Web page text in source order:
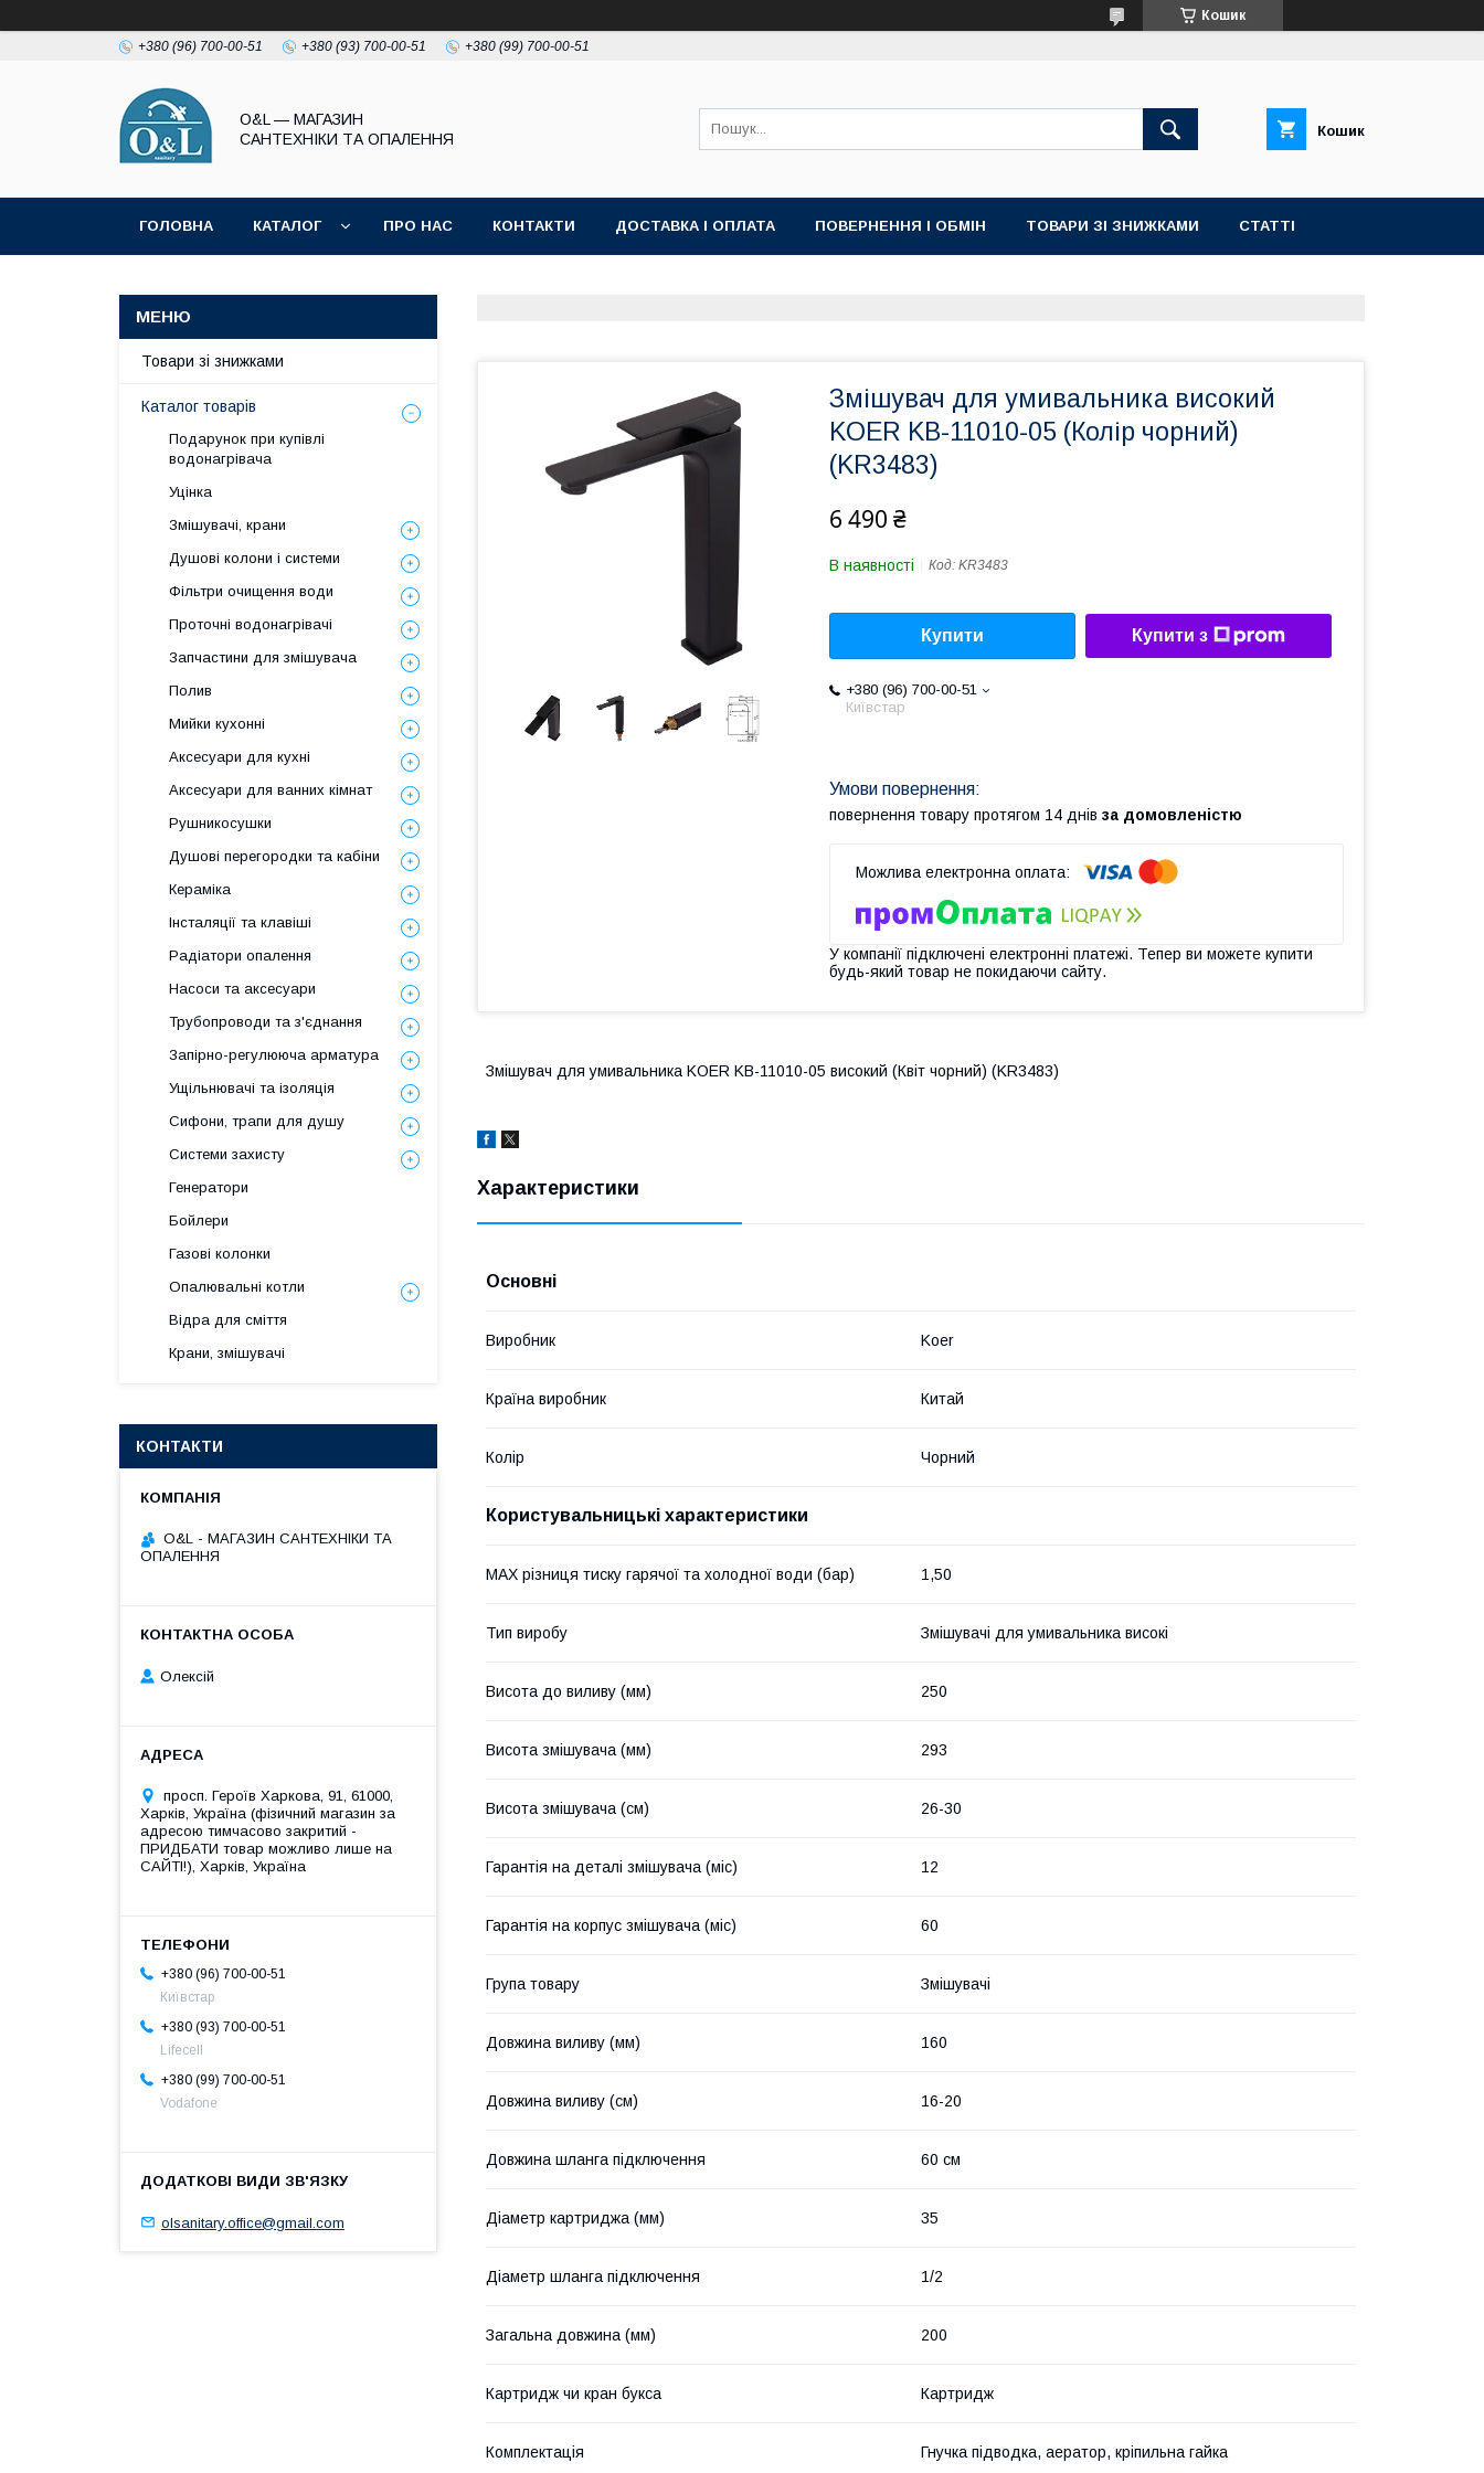
Кошик
+380 (96) 700-00-51 +380 (93) 700-00-51 +380 (99) 700-00-51
O&L — МАГАЗИН
САНТЕХНІКИ ТА ОПАЛЕННЯ
Кошик
ГОЛОВНА КАТАЛОГ ПРО НАС КОНТАКТИ ДОСТАВКА І ОПЛАТА ПОВЕРНЕННЯ І ОБМІН ТОВАРИ ЗІ ЗНИЖКАМИ СТАТТІ
Змішувач для умивальника високий
KOER KB-11010-05 (Колір чорний)
(KR3483)
6 490 ₴
В наявності Код: KR3483
Купити Купити з
+380 (96) 700-00-51
Київстар
повернення товару протягом 14 днів за домовленістю
У компанії підключені електронні платежі. Тепер ви можете купити
будь-який товар не покидаючи сайту.
Змішувач для умивальника KOER KB-11010-05 високий (Квіт чорний) (KR3483)
Характеристики
Основні
Виробник Koer
Країна виробник Китай
Колір Чорний
Користувальницькі характеристики
MAX різниця тиску гарячої та холодної води (бар) 1,50
Тип виробу Змішувачі для умивальника високі
Висота до виливу (мм) 250
Висота змішувача (мм) 293
Висота змішувача (см) 26-30
Гарантія на деталі змішувача (міс) 12
Гарантія на корпус змішувача (міс) 60
Група товару Змішувачі
Довжина виливу (мм) 160
Довжина виливу (см) 16-20
Довжина шланга підключення 60 см
Діаметр картриджа (мм) 35
Діаметр шланга підключення 1/2
Загальна довжина (мм) 200
Картридж чи кран букса Картридж
Комплектація Гнучка підводка, аератор, кріпильна гайка
Товари зі знижками
Каталог товарів
Подарунок при купівлі
водонагрівача
Уцінка
Змішувачі, крани
Душові колони і системи
Фільтри очищення води
Проточні водонагрівачі
Запчастини для змішувача
Полив
Мийки кухонні
Аксесуари для кухні
Аксесуари для ванних кімнат
Рушникосушки
Душові перегородки та кабіни
Кераміка
Інсталяції та клавіші
Радіатори опалення
Насоси та аксесуари
Трубопроводи та з'єднання
Запірно-регулююча арматура
Ущільнювачі та ізоляція
Сифони, трапи для душу
Системи захисту
Генератори
Бойлери
Газові колонки
Опалювальні котли
Відра для сміття
Крани, змішувачі
КОНТАКТИ
O&L - МАГАЗИН САНТЕХНІКИ ТА
ОПАЛЕННЯ
Олексій
просп. Героїв Харкова, 91, 61000,
Харків, Україна (фізичний магазин за
адресою тимчасово закритий -
ПРИДБАТИ товар можливо лише на
САЙТІ!), Харків, Україна
+380 (96) 700-00-51
Київстар
+380 (93) 700-00-51
Lifecell
+380 (99) 700-00-51
Vodafone
olsanitary.office@gmail.com